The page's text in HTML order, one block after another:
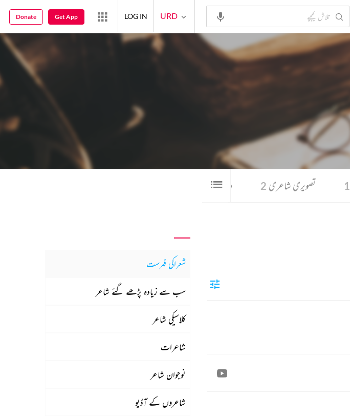
1 تصویری شاعری 2 ویڈیو3
شعراکی فہرست
سب سے زیادہ پڑھے گئے شاعر
کلاسیکی شاعر
شاعرات
نوجوان شاعر
شاعروں کے آڈیو
URD
LOG IN
Get App
Donate